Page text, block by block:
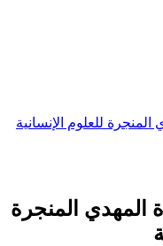
للعلوم الإنسانية
المهدي المنجرة